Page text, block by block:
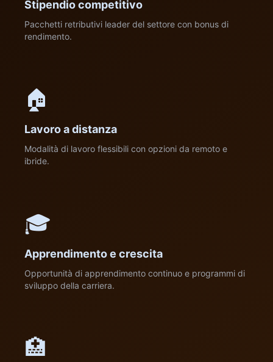
Stipendio competitivo
Pacchetti retributivi leader del settore con bonus di
rendimento.
🏠
Lavoro a distanza
Modalità di lavoro flessibili con opzioni da remoto e
ibride.
🎓
Apprendimento e crescita
Opportunità di apprendimento continuo e programmi di
sviluppo della carriera.
🏥